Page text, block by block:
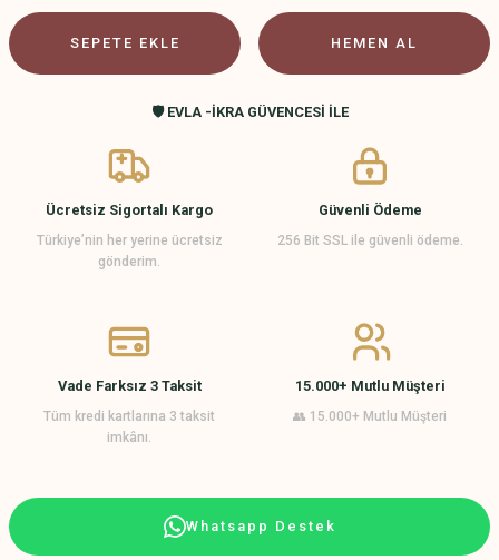
SEPETE EKLE HEMEN AL
🛡️ EVLA -İKRA GÜVENCESİ İLE
Ücretsiz Sigortalı Kargo
Türkiye’nin her yerine ücretsiz
gönderim.
Güvenli Ödeme
256 Bit SSL ile güvenli ödeme.
Vade Farksız 3 Taksit
Tüm kredi kartlarına 3 taksit
imkânı.
15.000+ Mutlu Müşteri
👥 15.000+ Mutlu Müşteri
Whatsapp Destek